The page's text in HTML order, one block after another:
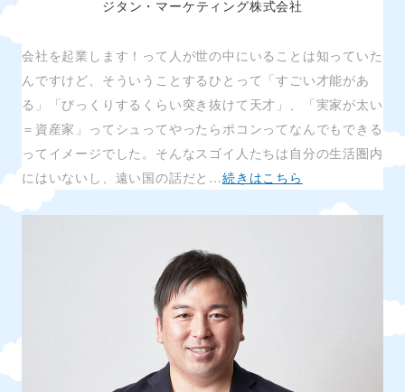
ジタン・マーケティング株式会社
会社を起業します！って人が世の中にいることは知っていた
んですけど、そういうことするひとって「すごい才能があ
る」「びっくりするくらい突き抜けて天才」、「実家が太い
＝資産家」ってシュってやったらポコンってなんでもできる
ってイメージでした。そんなスゴイ人たちは自分の生活圏内
にはいないし、遠い国の話だと…続きはこちら